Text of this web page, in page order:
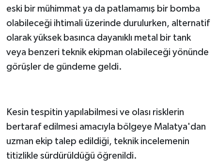
eski bir mühimmat ya da patlamamış bir bomba
olabileceği ihtimali üzerinde durulurken, alternatif
olarak yüksek basınca dayanıklı metal bir tank
veya benzeri teknik ekipman olabileceği yönünde
görüşler de gündeme geldi.
Kesin tespitin yapılabilmesi ve olası risklerin
bertaraf edilmesi amacıyla bölgeye Malatya'dan
uzman ekip talep edildiği, teknik incelemenin
titizlikle sürdürüldüğü öğrenildi.